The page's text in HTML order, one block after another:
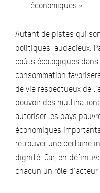
économiques »
Autant de pistes qui
politiques audacieux.
coûts écologiques
consommation
de vie respectueux de
pouvoir des
autoriser les pays
économiques
retrouver une certaine
dignité. Car, en
chacun un rôle